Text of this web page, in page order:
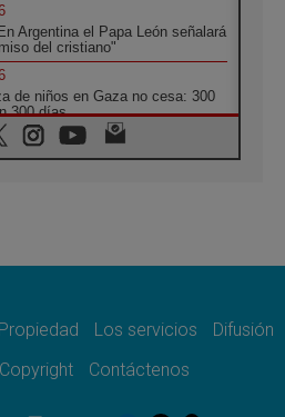
Argentina el Papa León señalará
del cristiano"
de niños en Gaza no cesa: 300
300 días
desfigura el mundo, solo la
al servicio del Evangelio
dar voz a las religiosas en el
Los servicios
Difusión
Copyright Contáctenos